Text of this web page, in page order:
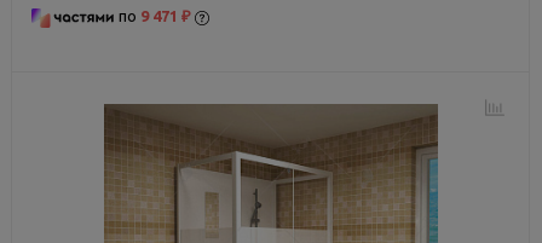
по 9 471 ₽